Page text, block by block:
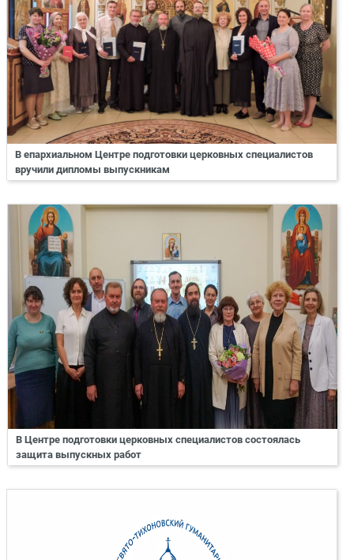
В епархиальном Центре подготовки церковных специалистов
вручили дипломы выпускникам
В Центре подготовки церковных специалистов состоялась
защита выпускных работ